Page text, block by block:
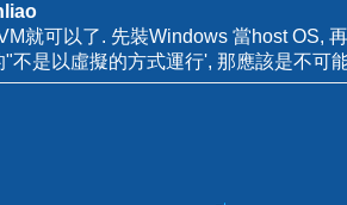
就可以了. 先裝Windows 當host OS,
"不是以虛擬的方式運行', 那應該是不可